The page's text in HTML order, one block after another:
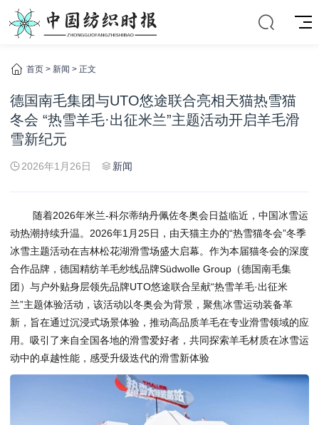
首页 > 新闻 > 正文
德国南毛集团与UTO悠途联合亮相天猫热雪猫
冬会 “热雪羊毛·出征米兰”主题活动开启羊毛滑
雪新纪元
2026年1月26日 新闻
随着2026年米兰-科尔蒂纳丹佩佐冬奥会日益临近，中国冰雪运
动热潮持续升温。2026年1月25日，由天猫主办的“热雪猫冬会”冬季
冰雪主题活动在吉林松花湖滑雪场盛大启幕。作为本届猫冬会的深度
合作品牌，德国精纺羊毛纱线品牌Südwolle Group（德国南毛集
团）与户外贴身层领先品牌UTO悠途联合呈献“热雪羊毛·出征米
兰”主题体验活动，该活动以冬奥会为背景，聚焦冰雪运动装备革
新，旨在通过沉浸式场景体验，推动高品质羊毛在专业滑雪领域的应
用。吸引了来自全国各地的滑雪爱好者，共同探索羊毛材质在冰雪运
动中的卓越性能，感受升级迭代的滑雪新体验